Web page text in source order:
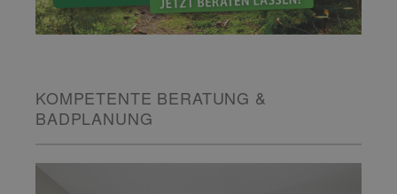
KOMPETENTE BERATUNG &
BADPLANUNG